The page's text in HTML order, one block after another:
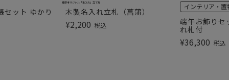
セット ゆかり 木製名入れ立札（菖蒲）
¥2,200 税込
織部オリジナル「名入れ」立て札
端午お飾りセ
れ札付
インテリア・置
¥36,300 税込